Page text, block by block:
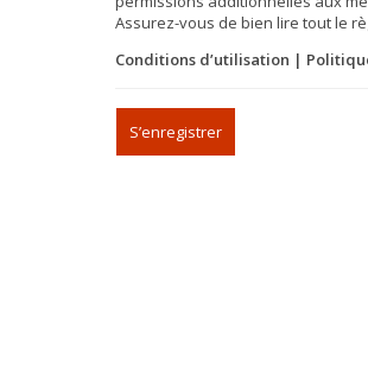
Assurez-vous de bien lire tout le
Conditions d’utilisation |
S’enregistrer